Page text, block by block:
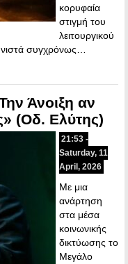
κορυφαία
στιγμή του
λειτουργικού
συγχρόνως…
Άνοιξη αν
(Οδ. Ελύτης)
21:53 -
Saturday, 11
April, 2026
Με μια
ανάρτηση
στα μέσα
κοινωνικής
δικτύωσης το
Μεγάλο